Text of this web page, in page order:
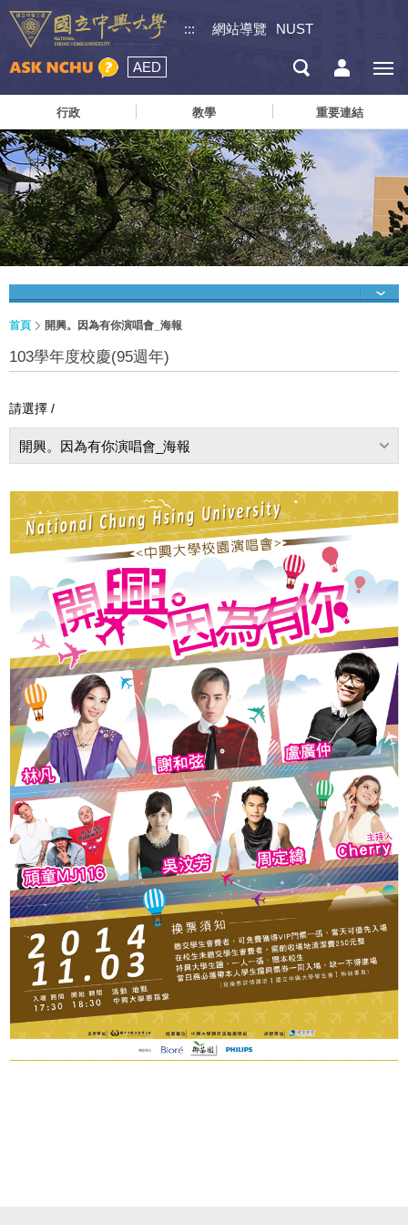
::: 網站導覽 NUST
AED
行政 教學 重要連結
首頁 開興。因為有你演唱會_海報
103學年度校慶(95週年)
請選擇 /
開興。因為有你演唱會_海報